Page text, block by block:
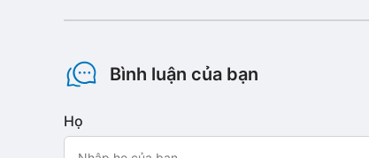
Bình luận của bạn
Họ